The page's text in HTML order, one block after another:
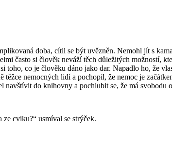
doba, cítil se být uvězněn. Nemohl jít s
často si člověk neváží těch důležitých možností,
co je člověku dáno jako dar. Napadlo ho, že
nemocných lidí a pochopil, že nemoc je
navštívit do knihovny a pochlubit se, že má svobodu
cviku?“ usmíval se strýček.